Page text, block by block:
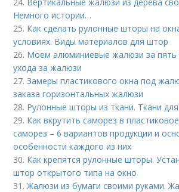
Немного истории…
25. Как сделать рулонные шторы на
условиях. Виды материалов для штор
26. Моем алюминиевые жалюзи за пять
ухода за жалюзи
27.Замеры пластикового окна под
заказа горизонтальных жалюзи
28. Рулонные шторы из ткани. Ткани
29. Как вкрутить саморез в
саморез – 6 вариантов продукции и
особенности каждого из них
30. Как крепятся рулонные шторы.
штор открытого типа на окно
31.Жалюзи из бумаги своими руками.